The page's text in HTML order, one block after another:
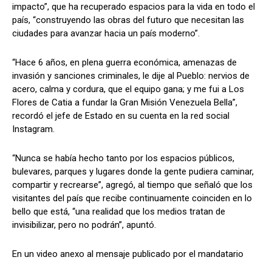
impacto”, que ha recuperado espacios para la vida en todo el
país, “construyendo las obras del futuro que necesitan las
ciudades para avanzar hacia un país moderno”.
“Hace 6 años, en plena guerra económica, amenazas de
invasión y sanciones criminales, le dije al Pueblo: nervios de
acero, calma y cordura, que el equipo gana; y me fui a Los
Flores de Catia a fundar la Gran Misión Venezuela Bella”,
recordó el jefe de Estado en su cuenta en la red social
Instagram.
“Nunca se había hecho tanto por los espacios públicos,
bulevares, parques y lugares donde la gente pudiera caminar,
compartir y recrearse”, agregó, al tiempo que señaló que los
visitantes del país que recibe continuamente coinciden en lo
bello que está, “una realidad que los medios tratan de
invisibilizar, pero no podrán”, apuntó.
En un video anexo al mensaje publicado por el mandatario